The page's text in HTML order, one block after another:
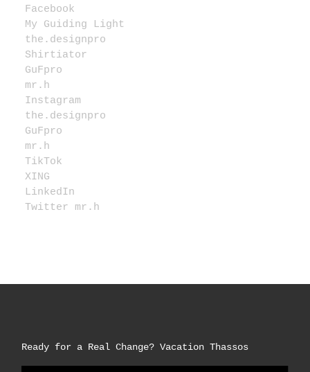
Facebook
My Guiding Light
the.designpro
Shirtiator
GuFpro
mr.h
Instagram
the.designpro
GuFpro
mr.h
TikTok
XING
LinkedIn
Twitter mr.h
Ready for a Real Change? Vacation Thassos